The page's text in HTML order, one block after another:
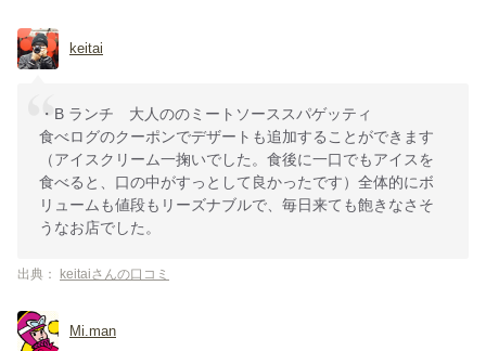
keitai
・B ランチ 大人ののミートソーススパゲッティ
食べログのクーポンでデザートも追加することができます
（アイスクリーム一掬いでした。食後に一口でもアイスを
食べると、口の中がすっとして良かったです）全体的にボ
リュームも値段もリーズナブルで、毎日来ても飽きなさそ
うなお店でした。
出典： keitaiさんの口コミ
Mi.man